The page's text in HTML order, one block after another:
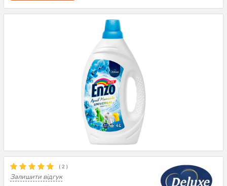
( 2 )
Залишити відгук